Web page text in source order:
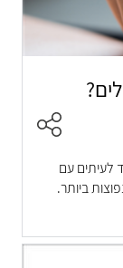
לעיתים עם
ביותר.